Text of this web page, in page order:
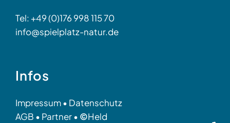
Tel: +49 (0)176 998 115 70
info@spielplatz-natur.de
Infos
Impressum• Datenschutz
AGB • Partner• ©Held